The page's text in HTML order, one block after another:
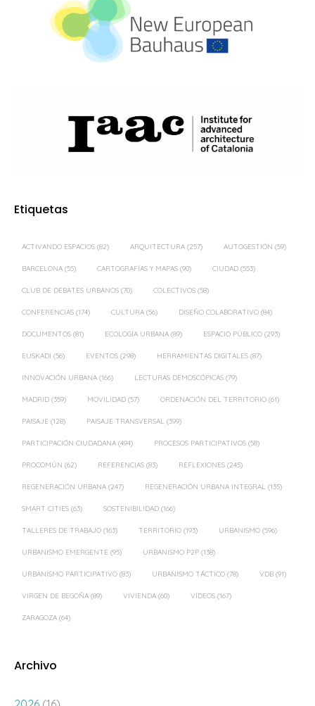
Etiquetas
ACTIVANDO ESPACIOS (82) ARQUITECTURA (257) AUTOGESTIÓN (59)
BARCELONA (55) CARTOGRAFÍAS Y MAPAS (90) CIUDAD (553)
CLUB DE DEBATES URBANOS (70) COLECTIVOS (58)
CONFERENCIAS (174) CULTURA (56) DISEÑO COLABORATIVO (84)
DOCUMENTOS (81) ECOLOGÍA URBANA (89) ESPACIO PÚBLICO (293)
EUSKADI (56) EVENTOS (298) HERRAMIENTAS DIGITALES (87)
INNOVACIÓN URBANA (166) LECTURAS DEMOSCÓPICAS (79)
MADRID (359) MOVILIDAD (57) ORDENACIÓN DEL TERRITORIO (61)
PAISAJE (128) PAISAJE TRANSVERSAL (399)
PARTICIPACIÓN CIUDADANA (494) PROCESOS PARTICIPATIVOS (58)
PROCOMÚN (62) REFERENCIAS (83) REFLEXIONES (245)
REGENERACIÓN URBANA (247) REGENERACIÓN URBANA INTEGRAL (135)
SMART CITIES (63) SOSTENIBILIDAD (166)
TALLERES DE TRABAJO (163) TERRITORIO (193) URBANISMO (596)
URBANISMO EMERGENTE (95) URBANISMO P2P (138)
URBANISMO PARTICIPATIVO (83) URBANISMO TÁCTICO (78) VDB (91)
VIRGEN DE BEGOÑA (89) VIVIENDA (60) VÍDEOS (167)
ZARAGOZA (64)
Archivo